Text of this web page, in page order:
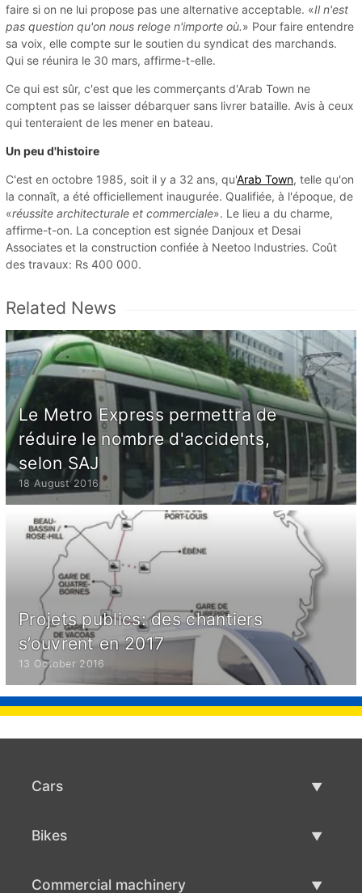
faire si on ne lui propose pas une alternative acceptable. «Il n'est
pas question qu'on nous reloge n'importe où.» Pour faire entendre
sa voix, elle compte sur le soutien du syndicat des marchands.
Qui se réunira le 30 mars, affirme-t-elle.
Ce qui est sûr, c'est que les commerçants d'Arab Town ne
comptent pas se laisser débarquer sans livrer bataille. Avis à ceux
qui tenteraient de les mener en bateau.
Un peu d'histoire
C'est en octobre 1985, soit il y a 32 ans, qu'Arab Town, telle qu'on
la connaît, a été officiellement inaugurée. Qualifiée, à l'époque, de
«réussite architecturale et commerciale». Le lieu a du charme,
affirme-t-on. La conception est signée Danjoux et Desai
Associates et la construction confiée à Neetoo Industries. Coût
des travaux: Rs 400 000.
Related News
Le Metro Express permettra de
réduire le nombre d'accidents,
selon SAJ
18 August 2016
Projets publics: des chantiers
s’ouvrent en 2017
13 October 2016
Cars
Bikes
Commercial machinery